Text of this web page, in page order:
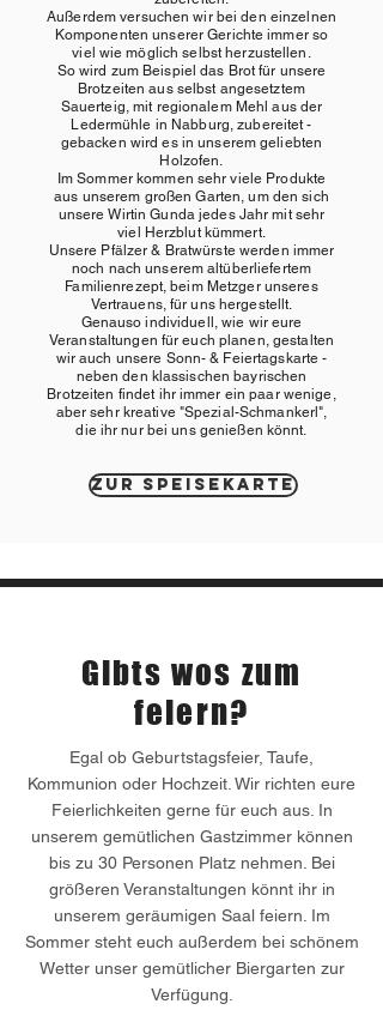
Außerdem versuchen wir bei den einzelnen
Komponenten unserer Gerichte immer so
viel wie möglich selbst herzustellen.
So wird zum Beispiel das Brot für unsere
Brotzeiten aus selbst angesetztem
Sauerteig, mit regionalem Mehl aus der
Ledermühle in Nabburg, zubereitet -
gebacken wird es in unserem geliebten
Holzofen.
Im Sommer kommen sehr viele Produkte
aus unserem großen Garten, um den sich
unsere Wirtin Gunda jedes Jahr mit sehr
viel Herzblut kümmert.
Unsere Pfälzer & Bratwürste werden immer
noch nach unserem altüberliefertem
Familienrezept, beim Metzger unseres
Vertrauens, für uns hergestellt.
Genauso individuell, wie wir eure
Veranstaltungen für euch planen, gestalten
wir auch unsere Sonn- & Feiertagskarte -
neben den klassischen bayrischen
Brotzeiten findet ihr immer ein paar wenige,
aber sehr kreative "Spezial-Schmankerl",
die ihr nur bei uns genießen könnt.
Zur speisekarte
Gibts wos zum
feiern?
Egal ob Geburtstagsfeier, Taufe,
Kommunion oder Hochzeit. Wir richten eure
Feierlichkeiten gerne für euch aus. In
unserem gemütlichen Gastzimmer können
bis zu 30 Personen Platz nehmen. Bei
größeren Veranstaltungen könnt ihr in
unserem geräumigen Saal feiern. Im
Sommer steht euch außerdem bei schönem
Wetter unser gemütlicher Biergarten zur
Verfügung.